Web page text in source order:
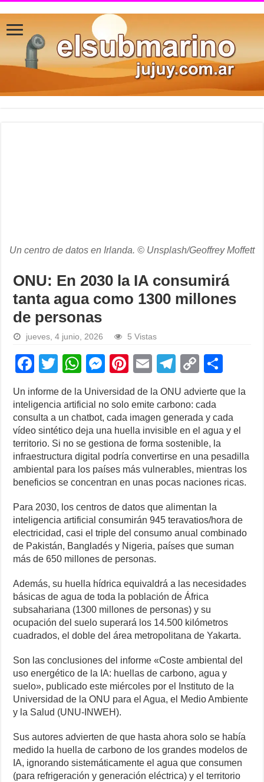
Un centro de datos en Irlanda. © Unsplash/Geoffrey Moffett
ONU: En 2030 la IA consumirá
tanta agua como 1300 millones
de personas
jueves, 4 junio, 2026 5 Vistas
F
a
c
e
b
o
o
T
wi
tt
er
W
h
at
s
A
p
p
M
ss
e
n
g
er
Pi
nt
er
e
st
E
m
ail
T
el
e
gr
a
m
C
o
p
y
Li
n
k
ar
e
Un informe de la Universidad de la ONU advierte que la
inteligencia artificial no solo emite carbono: cada
consulta a un chatbot, cada imagen generada y cada
vídeo sintético deja una huella invisible en el agua y el
territorio. Si no se gestiona de forma sostenible, la
infraestructura digital podría convertirse en una pesadilla
ambiental para los países más vulnerables, mientras los
beneficios se concentran en unas pocas naciones ricas.
Para 2030, los centros de datos que alimentan la
inteligencia artificial consumirán 945 teravatios/hora de
electricidad, casi el triple del consumo anual combinado
de Pakistán, Bangladés y Nigeria, países que suman
más de 650 millones de personas.
Además, su huella hídrica equivaldrá a las necesidades
básicas de agua de toda la población de África
subsahariana (1300 millones de personas) y su
ocupación del suelo superará los 14.500 kilómetros
cuadrados, el doble del área metropolitana de Yakarta.
Son las conclusiones del informe «Coste ambiental del
uso energético de la IA: huellas de carbono, agua y
suelo», publicado este miércoles por el Instituto de la
Universidad de la ONU para el Agua, el Medio Ambiente
y la Salud (UNU-INWEH).
Sus autores advierten de que hasta ahora solo se había
medido la huella de carbono de los grandes modelos de
IA, ignorando sistemáticamente el agua que consumen
(para refrigeración y generación eléctrica) y el territorio